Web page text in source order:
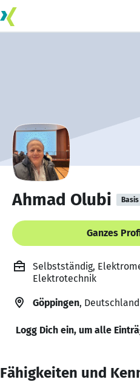
Ahmad Olubi Basis
Ganzes
Selbstständig,
Elektrotechnik
Göppingen, Deutschland
Logg Dich ein, um alle
Fähigkeiten und